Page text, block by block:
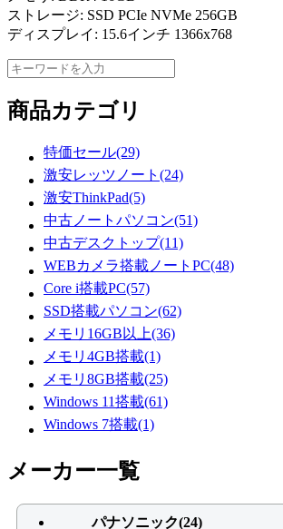
ストレージ: SSD PCIe NVMe 256GB
ディスプレイ: 15.6インチ 1366x768
商品カテゴリ
特価セール(29)
激安レッツノート(24)
激安ThinkPad(5)
中古ノートパソコン(51)
中古デスクトップ(11)
WEBカメラ搭載ノートPC(48)
Core i搭載PC(57)
SSD搭載パソコン(62)
メモリ16GB以上(36)
メモリ4GB搭載(1)
メモリ8GB搭載(25)
Windows 11搭載(61)
Windows 7搭載(1)
メーカー一覧
パナソニック(24)